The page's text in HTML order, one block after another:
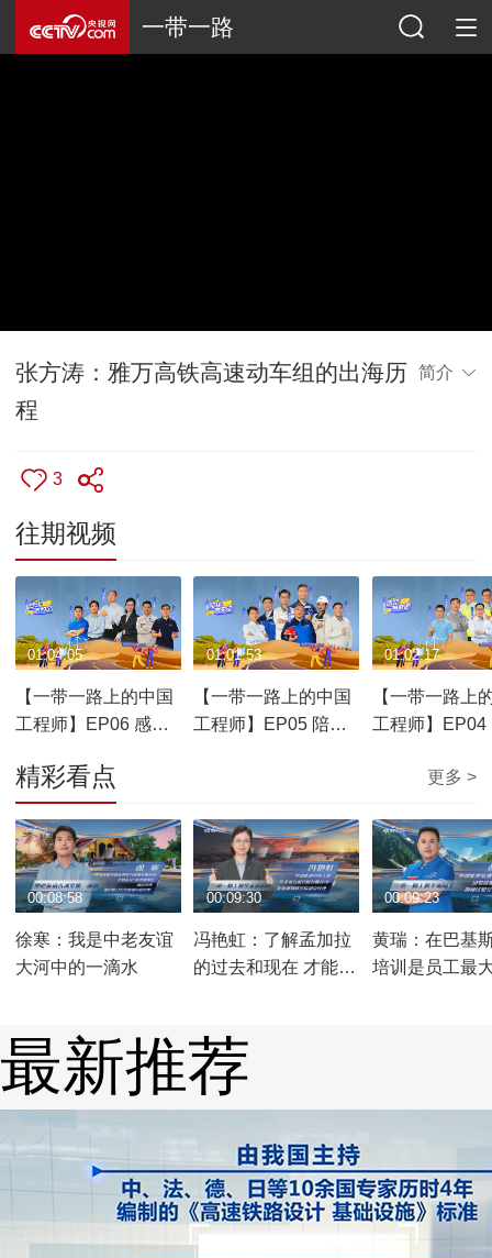
一带一路
张方涛：雅万高铁高速动车组的出海历
程
简介
3
往期视频
【一带一路上的中国
工程师】EP06 感动
01:04:05
【一带一路上的中国
工程师】EP05 陪伴
01:01:53
【一带一路上
工程师】EP04
01:02:17
精彩看点 更多 >
徐寒：我是中老友谊
大河中的一滴水
00:08:58
冯艳虹：了解孟加拉
的过去和现在 才能规
00:09:30
黄瑞：在巴基
培训是员工最
00:09:23
最新推荐